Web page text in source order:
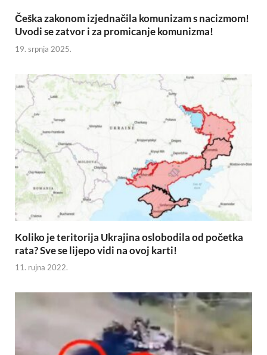
Češka zakonom izjednačila komunizam s nacizmom!
Uvodi se zatvor i za promicanje komunizma!
19. srpnja 2025.
Koliko je teritorija Ukrajina oslobodila od početka
rata? Sve se lijepo vidi na ovoj karti!
11. rujna 2022.